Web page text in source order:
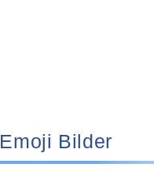
🤛🏽 Emoji Bilder